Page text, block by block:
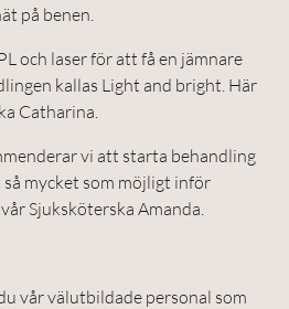
på benen.
och laser för att få en jämnare
kallas Light and bright. Här
Catharina.
vi att starta behandling
mycket som möjligt inför
Sjuksköterska Amanda.
vår välutbildade personal som